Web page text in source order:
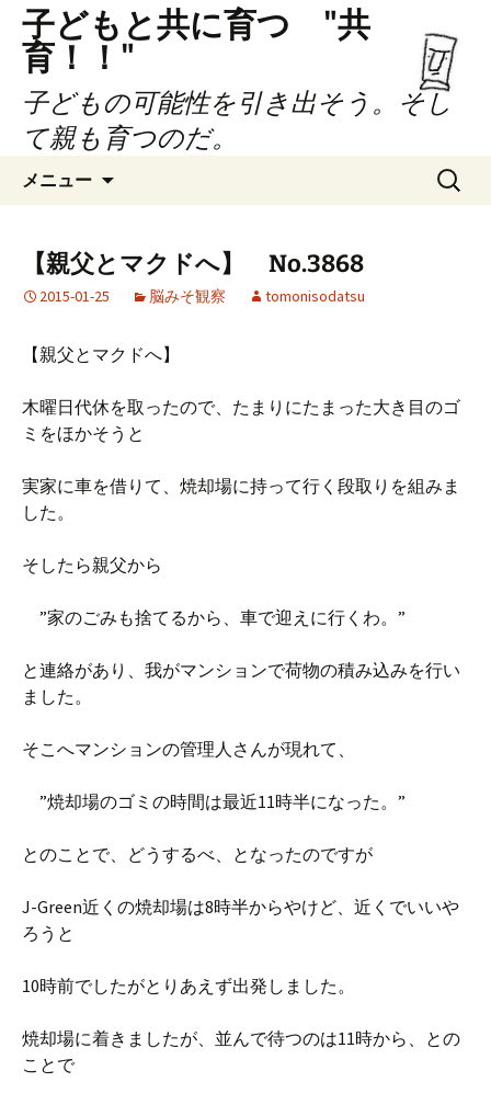
子どもと共に育つ "共
育！！"
子どもの可能性を引き出そう。そし
て親も育つのだ。
メニュー
ツ
キ
プ
検
索:
【親父とマクドへ】 No.3868
2015-01-25 脳みそ観察 tomonisodatsu
【親父とマクドへ】
木曜日代休を取ったので、たまりにたまった大き目のゴ
ミをほかそうと
実家に車を借りて、焼却場に持って行く段取りを組みま
した。
そしたら親父から
”家のごみも捨てるから、車で迎えに行くわ。”
と連絡があり、我がマンションで荷物の積み込みを行い
ました。
そこへマンションの管理人さんが現れて、
”焼却場のゴミの時間は最近11時半になった。”
とのことで、どうするべ、となったのですが
J-Green近くの焼却場は8時半からやけど、近くでいいや
ろうと
10時前でしたがとりあえず出発しました。
焼却場に着きましたが、並んで待つのは11時から、との
ことで